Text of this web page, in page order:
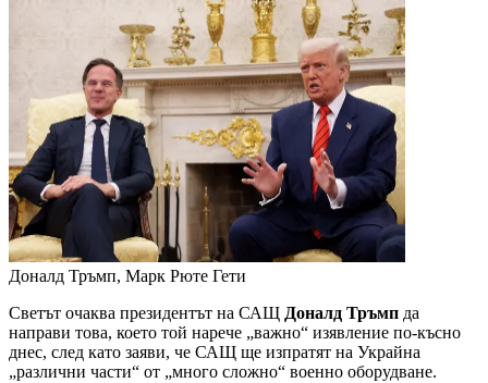
Доналд Тръмп, Марк Рюте Гети
Светът очаква президентът на САЩ Доналд Тръмп да
направи това, което той нарече „важно“ изявление по-късно
днес, след като заяви, че САЩ ще изпратят на Украйна
„различни части“ от „много сложно“ военно оборудване.